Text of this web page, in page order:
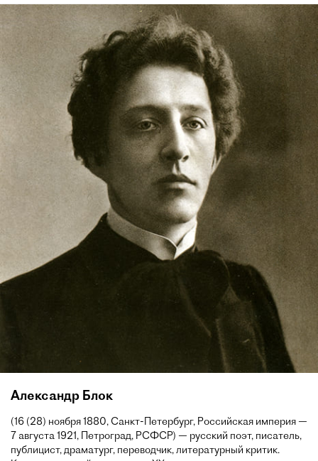
Александр Блок
(16 (28) ноября 1880, Санкт-Петербург, Российская империя —
7 августа 1921, Петроград, РСФСР) — русский поэт, писатель,
публицист, драматург, переводчик, литературный критик.